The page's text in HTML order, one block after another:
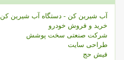
آب شیرین کن - دستگاه آب شیرین کن
خرید و فروش خودرو
شرکت صنعتی سخت پوشش
طراحی سایت
فیش حج